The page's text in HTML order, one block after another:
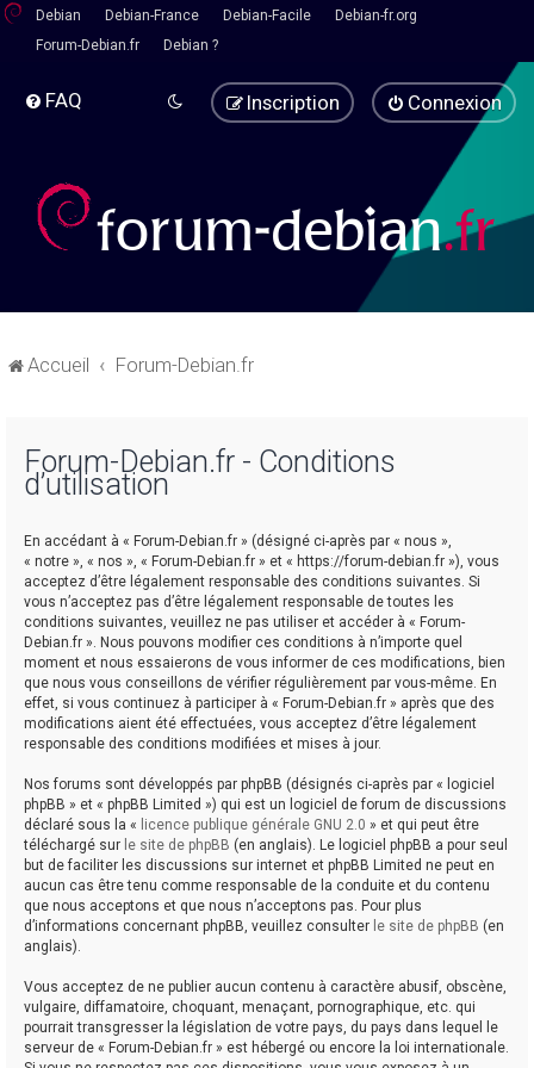
Debian Debian-France Debian-Facile
Debian-fr.org
Forum-Debian.fr
Debian ?
FAQ Connexion
Inscription
Accueil Forum-Debian.fr
Forum-Debian.fr - Conditions
d’utilisation
En accédant à « Forum-Debian.fr » (désigné ci-après par « nous »,
« notre », « nos », « Forum-Debian.fr » et « https://forum-debian.fr »), vous
acceptez d’être légalement responsable des conditions suivantes. Si
vous n’acceptez pas d’être légalement responsable de toutes les
conditions suivantes, veuillez ne pas utiliser et accéder à « Forum-
Debian.fr ». Nous pouvons modifier ces conditions à n’importe quel
moment et nous essaierons de vous informer de ces modifications, bien
que nous vous conseillons de vérifier régulièrement par vous-même. En
effet, si vous continuez à participer à « Forum-Debian.fr » après que des
modifications aient été effectuées, vous acceptez d’être légalement
responsable des conditions modifiées et mises à jour.
Nos forums sont développés par phpBB (désignés ci-après par « logiciel
phpBB » et « phpBB Limited ») qui est un logiciel de forum de discussions
déclaré sous la « licence publique générale GNU 2.0 » et qui peut être
téléchargé sur le site de phpBB (en anglais). Le logiciel phpBB a pour seul
but de faciliter les discussions sur internet et phpBB Limited ne peut en
aucun cas être tenu comme responsable de la conduite et du contenu
que nous acceptons et que nous n’acceptons pas. Pour plus
d’informations concernant phpBB, veuillez consulter le site de phpBB (en
anglais).
Vous acceptez de ne publier aucun contenu à caractère abusif, obscène,
vulgaire, diffamatoire, choquant, menaçant, pornographique, etc. qui
pourrait transgresser la législation de votre pays, du pays dans lequel le
serveur de « Forum-Debian.fr » est hébergé ou encore la loi internationale.